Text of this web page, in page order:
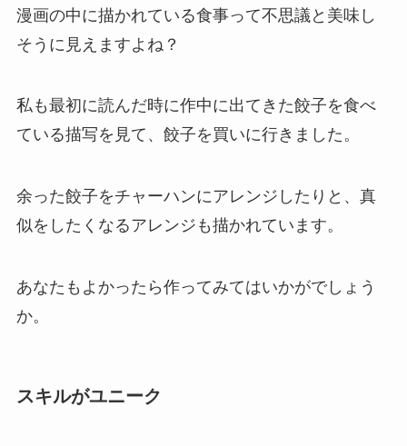
漫画の中に描かれている食事って不思議と美味し
そうに見えますよね？
私も最初に読んだ時に作中に出てきた餃子を食べ
ている描写を見て、餃子を買いに行きました。
余った餃子をチャーハンにアレンジしたりと、真
似をしたくなるアレンジも描かれています。
あなたもよかったら作ってみてはいかがでしょう
か。
スキルがユニーク